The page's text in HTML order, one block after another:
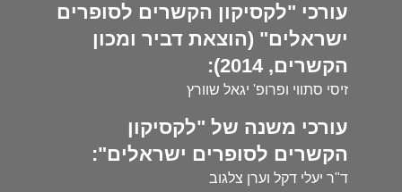
עורכי "לקסיקון הקשרים לסופרים
ישראלים" (הוצאת דביר ומכון
הקשרים, 2014):
זיסי סתווי ופרופ' יגאל שוורץ
עורכי משנה של "לקסיקון
הקשרים לסופרים ישראלים":
ד"ר יעלי דקל וערן צלגוב